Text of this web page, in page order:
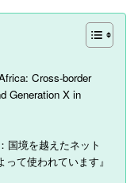
Cross-border
Generation X in
国境を越えたネット
て使われています』